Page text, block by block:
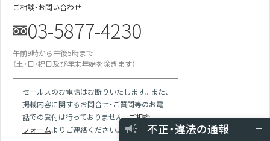
ご相談・お問い合わせ
03-5877-4230
午前9時から午後5時まで
（土・日・祝日及び年末年始を除きます）
セールスのお電話はお断りいたします。また、
掲載内容に関するお問合せ・ご質問等のお電
話での受付は行っておりません。ご相談
フォームよりご連絡ください。 不正・違法の通報
による効果効能の保証と解され違反では
競合の会社が化粧品登録をしていない商品
で「スキンケア」等の表現を使っている
現場を目撃 使用期限切れの針ファンデに
使用期限記載なしシールを貼り換えて使用